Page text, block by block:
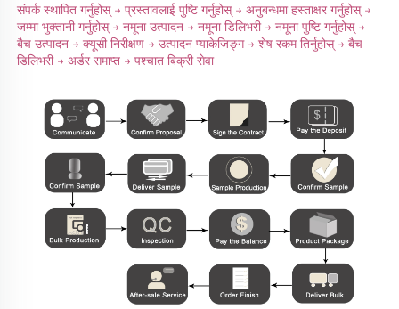
संपर्क स्थापित गर्नुहोस् → प्रस्तावलाई पुष्टि गर्नुहोस् → अनुबन्धमा हस्ताक्षर गर्नुहोस् →
जम्मा भुक्तानी गर्नुहोस् → नमूना उत्पादन → नमूना डिलिभरी → नमूना पुष्टि गर्नुहोस् →
बैच उत्पादन → क्यूसी निरीक्षण → उत्पादन प्याकेजिङ्ग → शेष रकम तिर्नुहोस् → बैच
डिलिभरी → अर्डर समाप्त → पश्चात बिक्री सेवा